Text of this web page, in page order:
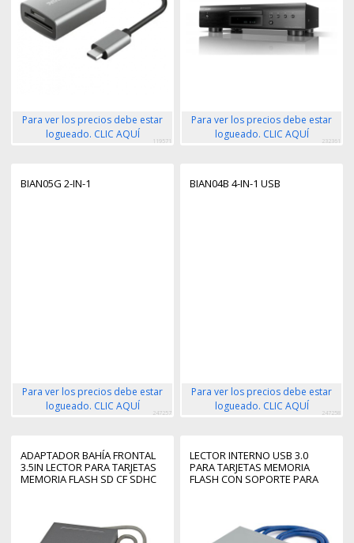
Para ver los precios debe estar
logueado. CLIC AQUÍ
119571
Para ver los precios debe estar
logueado. CLIC AQUÍ
232361
BIAN05G 2-IN-1
Para ver los precios debe estar
logueado. CLIC AQUÍ
247257
BIAN04B 4-IN-1 USB
Para ver los precios debe estar
logueado. CLIC AQUÍ
247258
ADAPTADOR BAHÍA FRONTAL
3.5IN LECTOR PARA TARJETAS
MEMORIA FLASH SD CF SDHC
LECTOR INTERNO USB 3.0
PARA TARJETAS MEMORIA
FLASH CON SOPORTE PARA